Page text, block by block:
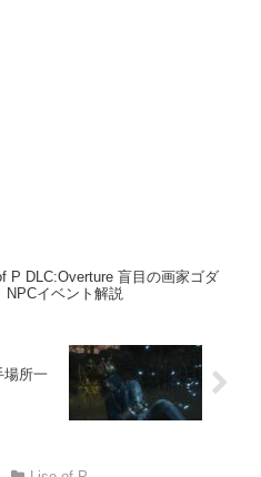
P DLC:Overture 盲目の画家ゴダ
イベント解説